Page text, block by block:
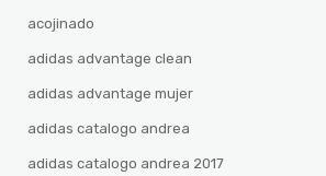
acojinado
adidas advantage clean
adidas advantage mujer
adidas catalogo andrea
adidas catalogo andrea 2017